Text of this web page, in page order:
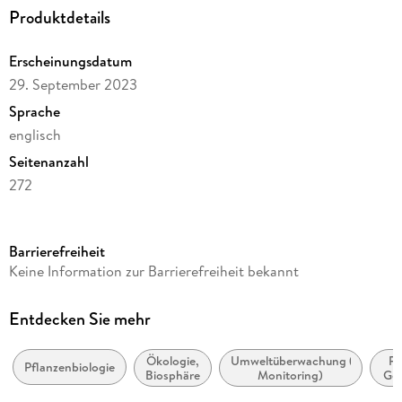
Produktdetails
Erscheinungsdatum
29. September 2023
Sprache
englisch
Seitenanzahl
272
Autor/Autorin
Verlag/Hersteller
Abbildungen
XI, 259 p. 77 illus., 76 illus. in color.
Barrierefreiheit
Keine Information zur Barrierefreiheit bekannt
Entdecken Sie mehr
Pflanzenbiologie
Ökologie,
Biosphäre
Umweltüberwachung (Umwelt-
Monitoring)